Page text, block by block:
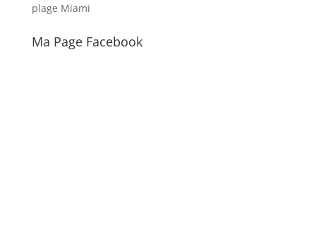
plage Miami
Ma Page Facebook